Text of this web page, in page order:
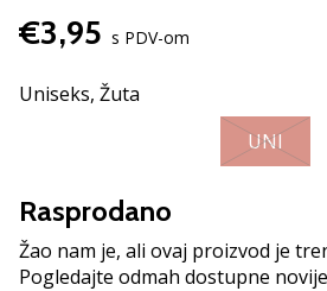
i
odaberite
obuću,
odjeću
marki
na
tržištu.
€3,95 s PDV-om
Uniseks, Žuta
UNI
Rasprodano
Žao nam je, ali ovaj proizvod je
Pogledajte odmah dostupne